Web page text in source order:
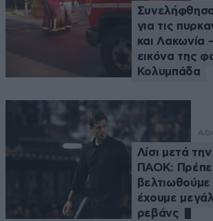
για τις
και Λακωνία
εικόνα της
Κολυμπάδα
Λίσι μετά
ΠΑΟΚ:
έχουμε
ρεβάνς